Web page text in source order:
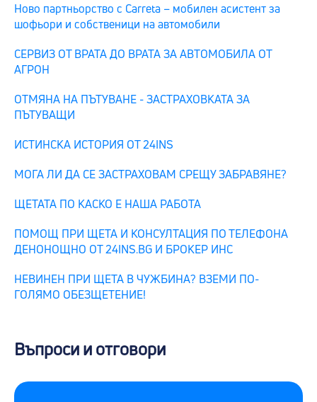
Ново партньорство с Carreta – мобилен асистент за
шофьори и собственици на автомобили
СЕРВИЗ ОТ ВРАТА ДО ВРАТА ЗА АВТОМОБИЛА ОТ
АГРОН
ОТМЯНА НА ПЪТУВАНЕ - ЗАСТРАХОВКАТА ЗА
ПЪТУВАЩИ
ИСТИНСКА ИСТОРИЯ ОТ 24INS
МОГА ЛИ ДА СЕ ЗАСТРАХОВАМ СРЕЩУ ЗАБРАВЯНЕ?
ЩЕТАТА ПО КАСКО Е НАША РАБОТА
ПОМОЩ ПРИ ЩЕТА И КОНСУЛТАЦИЯ ПО ТЕЛЕФОНА
ДЕНОНОЩНО ОТ 24INS.BG И БРОКЕР ИНС
НЕВИНЕН ПРИ ЩЕТА В ЧУЖБИНА? ВЗЕМИ ПО-
ГОЛЯМО ОБЕЗЩЕТЕНИЕ!
Въпроси и отговори